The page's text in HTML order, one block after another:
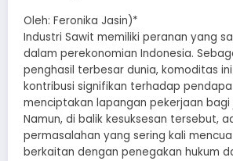
Oleh: Feronika Jasin)*
Industri Sawit memiliki peranan yang
dalam perekonomian Indonesia.
penghasil terbesar dunia, komoditas
kontribusi signifikan terhadap
menciptakan lapangan pekerjaan bagi
Namun, di balik kesuksesan tersebut,
permasalahan yang sering kali
berkaitan dengan penegakan hukum